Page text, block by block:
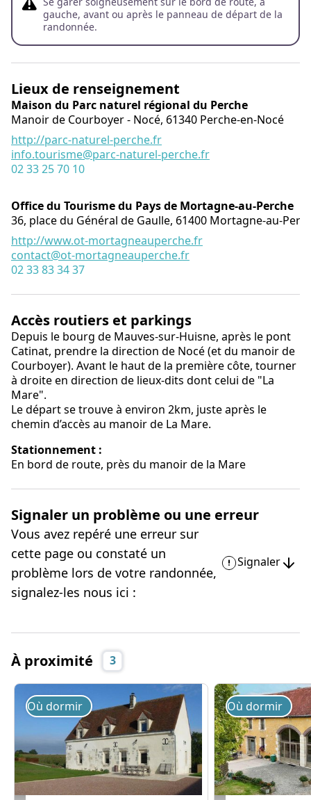
gauche, avant ou après le panneau de départ de la
randonnée.
Lieux de renseignement
Maison du Parc naturel régional du Perche
Manoir de Courboyer - Nocé, 61340 Perche-en-Nocé
http://parc-naturel-perche.fr
info.tourisme@parc-naturel-perche.fr
02 33 25 70 10
Office du Tourisme du Pays de Mortagne-au-Perche
36, place du Général de Gaulle, 61400 Mortagne-au-
http://www.ot-mortagneauperche.fr
contact@ot-mortagneauperche.fr
02 33 83 34 37
Accès routiers et parkings
Depuis le bourg de Mauves-sur-Huisne, après le pont
Catinat, prendre la direction de Nocé (et du manoir de
Courboyer). Avant le haut de la première côte, tourner
à droite en direction de lieux-dits dont celui de "La
Mare".
Le départ se trouve à environ 2km, juste après le
chemin d’accès au manoir de La Mare.
Stationnement :
En bord de route, près du manoir de la Mare
Signaler un problème ou une erreur
Vous avez repéré une erreur sur
cette page ou constaté un
problème lors de votre randonnée,
signalez-les nous ici :
Signaler
À proximité 3
Où dormir Où dormir